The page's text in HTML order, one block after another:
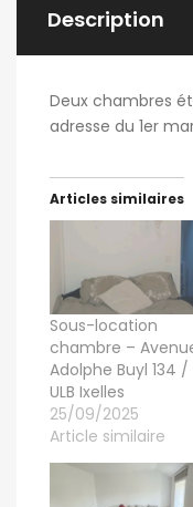
Description
Deux chambres
adresse du 1er
Articles similaires
Sous-location
chambre –
Adolphe Buyl 134 /
ULB Ixelles
25/09/2025
Article similaire